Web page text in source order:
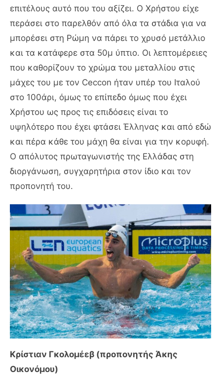
επιτέλους αυτό που του αξίζει. Ο Χρήστου είχε
περάσει στο παρελθόν από όλα τα στάδια για να
μπορέσει στη Ρώμη να πάρει το χρυσό μετάλλιο
και τα κατάφερε στα 50μ ύπτιο. Οι λεπτομέρειες
που καθορίζουν το χρώμα του μεταλλίου στις
μάχες του με τον Ceccon ήταν υπέρ του Ιταλού
στο 100άρι, όμως το επίπεδο όμως που έχει
Χρήστου ως προς τις επιδόσεις είναι το
υψηλότερο που έχει φτάσει Έλληνας και από εδώ
και πέρα κάθε του μάχη θα είναι για την κορυφή.
Ο απόλυτος πρωταγωνιστής της Ελλάδας στη
διοργάνωση, συγχαρητήρια στον ίδιο και τον
προπονητή του.
Κρίστιαν Γκολομέεβ (προπονητής Άκης
Οικονόμου)